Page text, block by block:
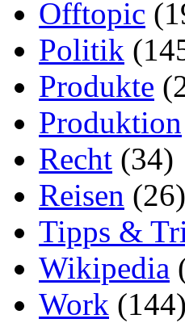
Offtopic
Politik
Produkte
Produktion
Recht (34)
Reisen (26)
Tipps &
Wikipedia
Work (144)